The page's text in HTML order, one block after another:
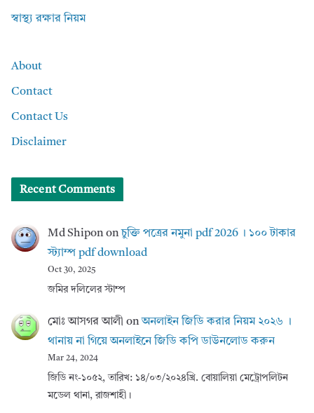
স্বাস্থ্য রক্ষার নিয়ম
About
Contact
Contact Us
Disclaimer
Recent Comments
Md Shipononচুক্তি পত্রের নমুনা pdf 2026 । ১০০ টাকার
স্ট্যাম্প pdf download
Oct 30, 2025
জমির দলিলের স্টাম্প
মোঃ আসগর আলী onঅনলাইন জিডি করার নিয়ম ২০২৬ ।
থানায় না গিয়ে অনলাইনে জিডি কপি ডাউনলোড করুন
Mar 24, 2024
জিডি নং-১০৫২, তারিখ: ১৪/০৩/২০২৪খ্রি. বোয়ালিয়া মেট্রোপলিটন
মডেল থানা, রাজশাহী।